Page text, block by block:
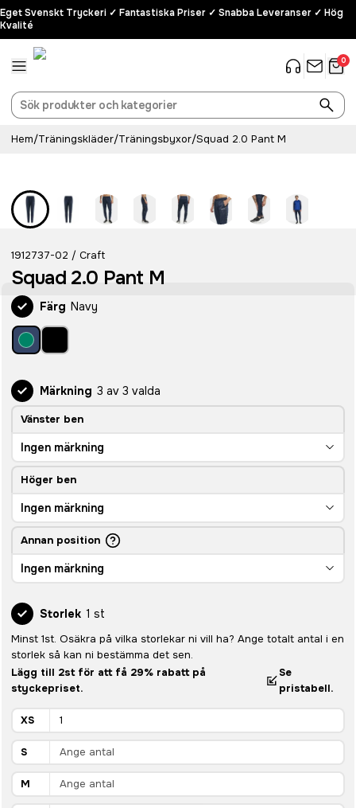
Eget Svenskt Tryckeri ✓ Fantastiska Priser ✓ Snabba Leveranser ✓ Hög
Kvalité
0
Hem/Träningskläder/Träningsbyxor/Squad 2.0 Pant M
1912737-02 / Craft
Squad 2.0 Pant M
Färg Navy
Märkning 3 av 3 valda
Vänster ben
Ingen märkning
Höger ben
Ingen märkning
Annan position
Ingen märkning
Storlek 1 st
Minst 1st. Osäkra på vilka storlekar ni vill ha? Ange totalt antal i en
storlek så kan ni bestämma det sen.
Lägg till 2st för att få 29% rabatt på
styckepriset.
Se
pristabell.
XS
S
M